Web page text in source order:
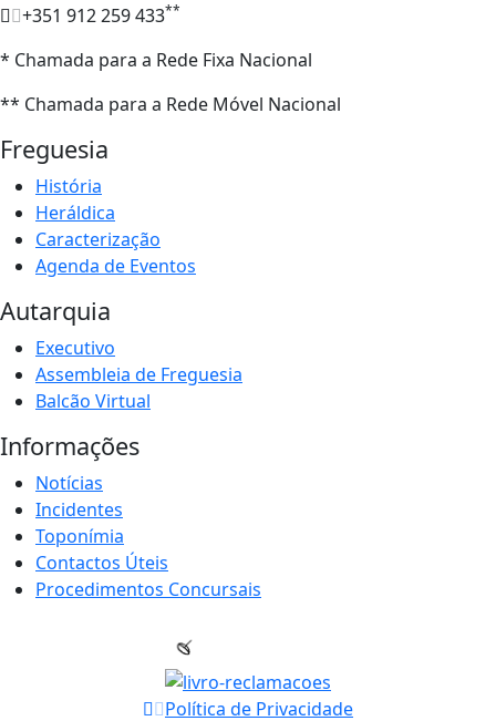
+351 912 259 433**
* Chamada para a Rede Fixa Nacional
** Chamada para a Rede Móvel Nacional
Freguesia
História
Heráldica
Caracterização
Agenda de Eventos
Autarquia
Executivo
Assembleia de Freguesia
Balcão Virtual
Informações
Notícias
Incidentes
Toponímia
Contactos Úteis
Procedimentos Concursais
Política de Privacidade